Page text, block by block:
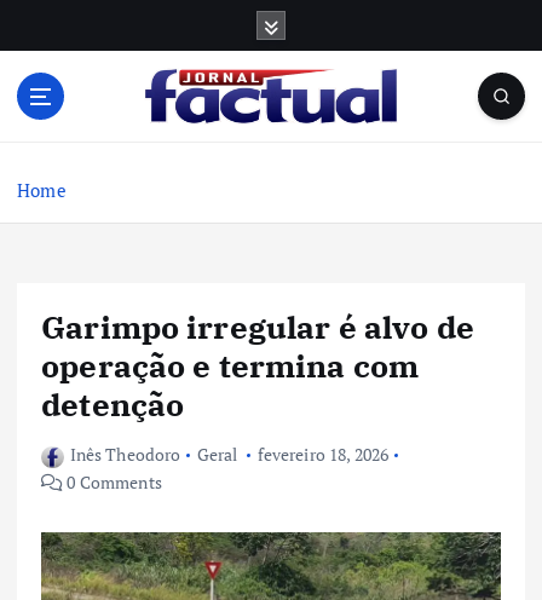
Home
Garimpo irregular é alvo de
operação e termina com
detenção
Inês Theodoro Geral
fevereiro 18, 2026
0 Comments